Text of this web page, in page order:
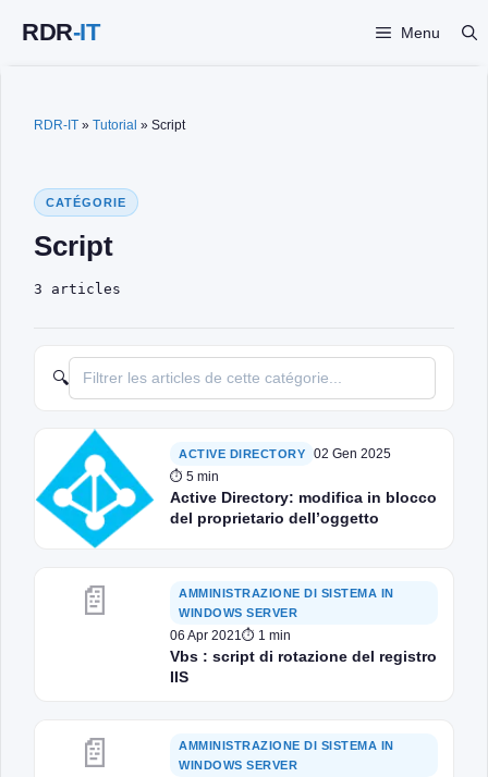
Menu
RDR-IT » Tutorial » Script
CATÉGORIE
Script
3 articles
🔍
ACTIVE DIRECTORY
02 Gen 2025
⏱ 5 min
Active Directory: modifica in blocco
del proprietario dell’oggetto
📄
AMMINISTRAZIONE DI SISTEMA IN
WINDOWS SERVER
06 Apr 2021⏱ 1 min
Vbs : script di rotazione del registro
IIS
📄
AMMINISTRAZIONE DI SISTEMA IN
WINDOWS SERVER